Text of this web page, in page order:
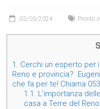
03/03/2024 Pronto
1. Cerchi un esperto per
Reno e provincia?
che fa per te! Chiama
1.1. L’importanza
casa a Terre del Reno